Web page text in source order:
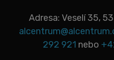
Adresa: Veselí 35,
292 921 nebo